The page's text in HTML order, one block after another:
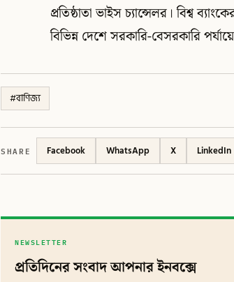
প্রতিষ্ঠাতা ভাইস চ্যান্সেলর। বিশ্ব
বিভিন্ন দেশে সরকারি-বেসরকারি
#বাণিজ্য
SHARE Facebook WhatsApp X LinkedIn
NEWSLETTER
প্রতিদিনের সংবাদ আপনার ইনবক্সে